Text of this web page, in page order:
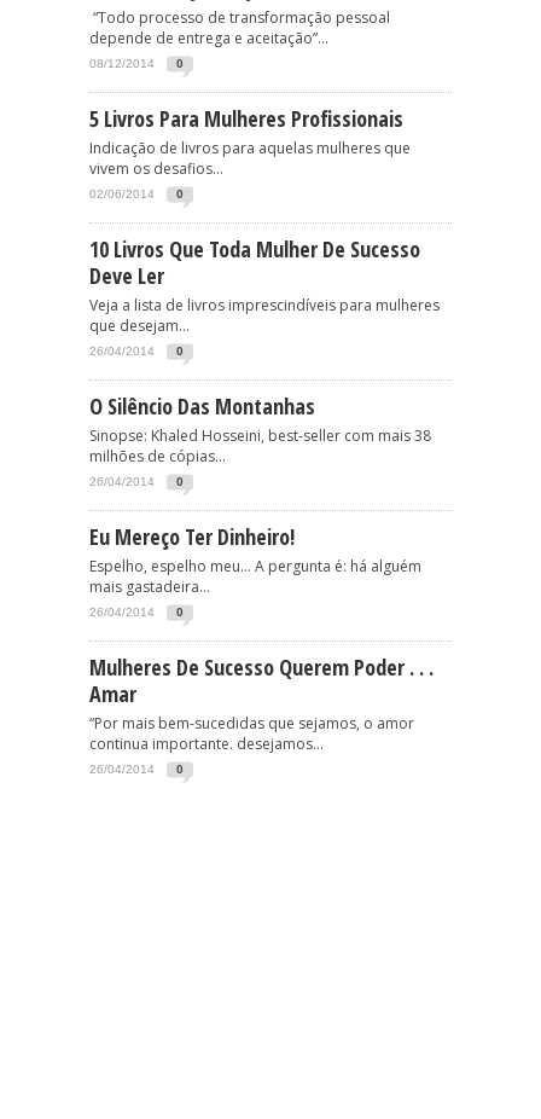
“Todo processo de transformação pessoal
depende de entrega e aceitação”...
08/12/2014 0
5 Livros Para Mulheres Profissionais
Indicação de livros para aquelas mulheres que
vivem os desafios...
02/06/2014 0
10 Livros Que Toda Mulher De Sucesso
Deve Ler
Veja a lista de livros imprescindíveis para mulheres
que desejam...
26/04/2014 0
O Silêncio Das Montanhas
Sinopse: Khaled Hosseini, best-seller com mais 38
milhões de cópias...
26/04/2014 0
Eu Mereço Ter Dinheiro!
Espelho, espelho meu… A pergunta é: há alguém
mais gastadeira...
26/04/2014 0
Mulheres De Sucesso Querem Poder . . .
Amar
“Por mais bem-sucedidas que sejamos, o amor
continua importante. desejamos...
26/04/2014 0